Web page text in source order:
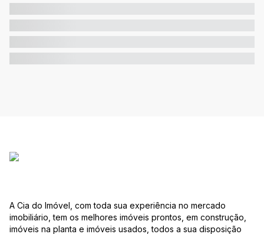
A Cia do Imóvel, com toda sua experiência no mercado
imobiliário, tem os melhores imóveis prontos, em construção,
imóveis na planta e imóveis usados, todos a sua disposição